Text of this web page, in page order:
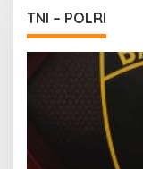
TNI – POLRI